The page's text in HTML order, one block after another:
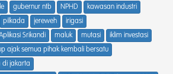
gubernur ntb NPHD
kawasan industri
pilkada jereweh
irigasi
Srikandi maluk mutasi
iklim investasi
ajak semua pihak kembali bersatu
di jakarta